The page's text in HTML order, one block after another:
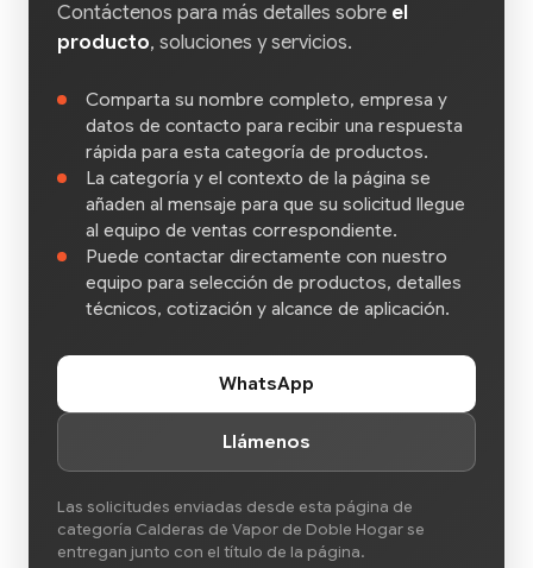
Contáctenos para más detalles sobre el
producto, soluciones y servicios.
Comparta su nombre completo, empresa y
datos de contacto para recibir una respuesta
rápida para esta categoría de productos.
La categoría y el contexto de la página se
añaden al mensaje para que su solicitud llegue
al equipo de ventas correspondiente.
Puede contactar directamente con nuestro
equipo para selección de productos, detalles
técnicos, cotización y alcance de aplicación.
WhatsApp
Llámenos
Las solicitudes enviadas desde esta página de
categoría Calderas de Vapor de Doble Hogar se
entregan junto con el título de la página.